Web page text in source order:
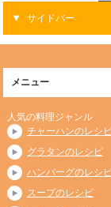
サイドバー
メニュー
人気の料理ジャンル
チャーハンのレシ
グラタンのレシピ
ハンバーグのレシ
スープのレシピ